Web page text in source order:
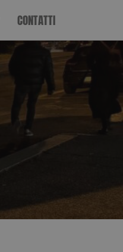
CONTATTI